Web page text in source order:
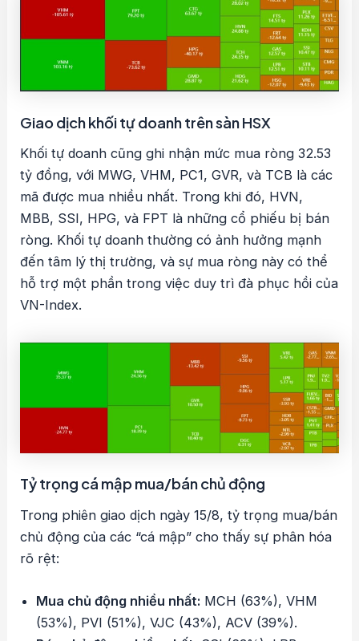
Giao dịch khối tự doanh trên sàn HSX
Khối tự doanh cũng ghi nhận mức mua ròng 32.53
tỷ đồng, với MWG, VHM, PC1, GVR, và TCB là các
mã được mua nhiều nhất. Trong khi đó, HVN,
MBB, SSI, HPG, và FPT là những cổ phiếu bị bán
ròng. Khối tự doanh thường có ảnh hưởng mạnh
đến tâm lý thị trường, và sự mua ròng này có thể
hỗ trợ một phần trong việc duy trì đà phục hồi của
VN-Index.
Tỷ trọng cá mập mua/bán chủ động
Trong phiên giao dịch ngày 15/8, tỷ trọng mua/bán
chủ động của các “cá mập” cho thấy sự phân hóa
rõ rệt:
Mua chủ động nhiều nhất: MCH (63%), VHM
(53%), PVI (51%), VJC (43%), ACV (39%).